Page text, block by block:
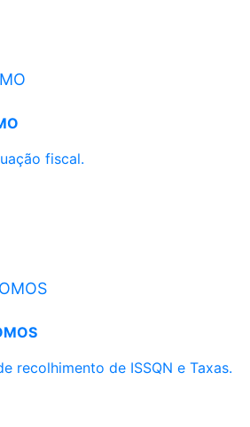
fiscal.
recolhimento de ISSQN e Taxas.